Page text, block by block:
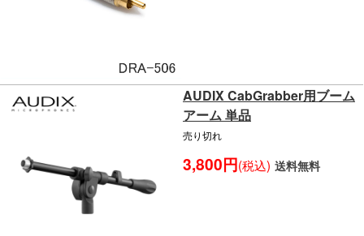
AUDIX CabGrabber用ブーム
アーム 単品
売り切れ
3,800円(税込) 送料無料